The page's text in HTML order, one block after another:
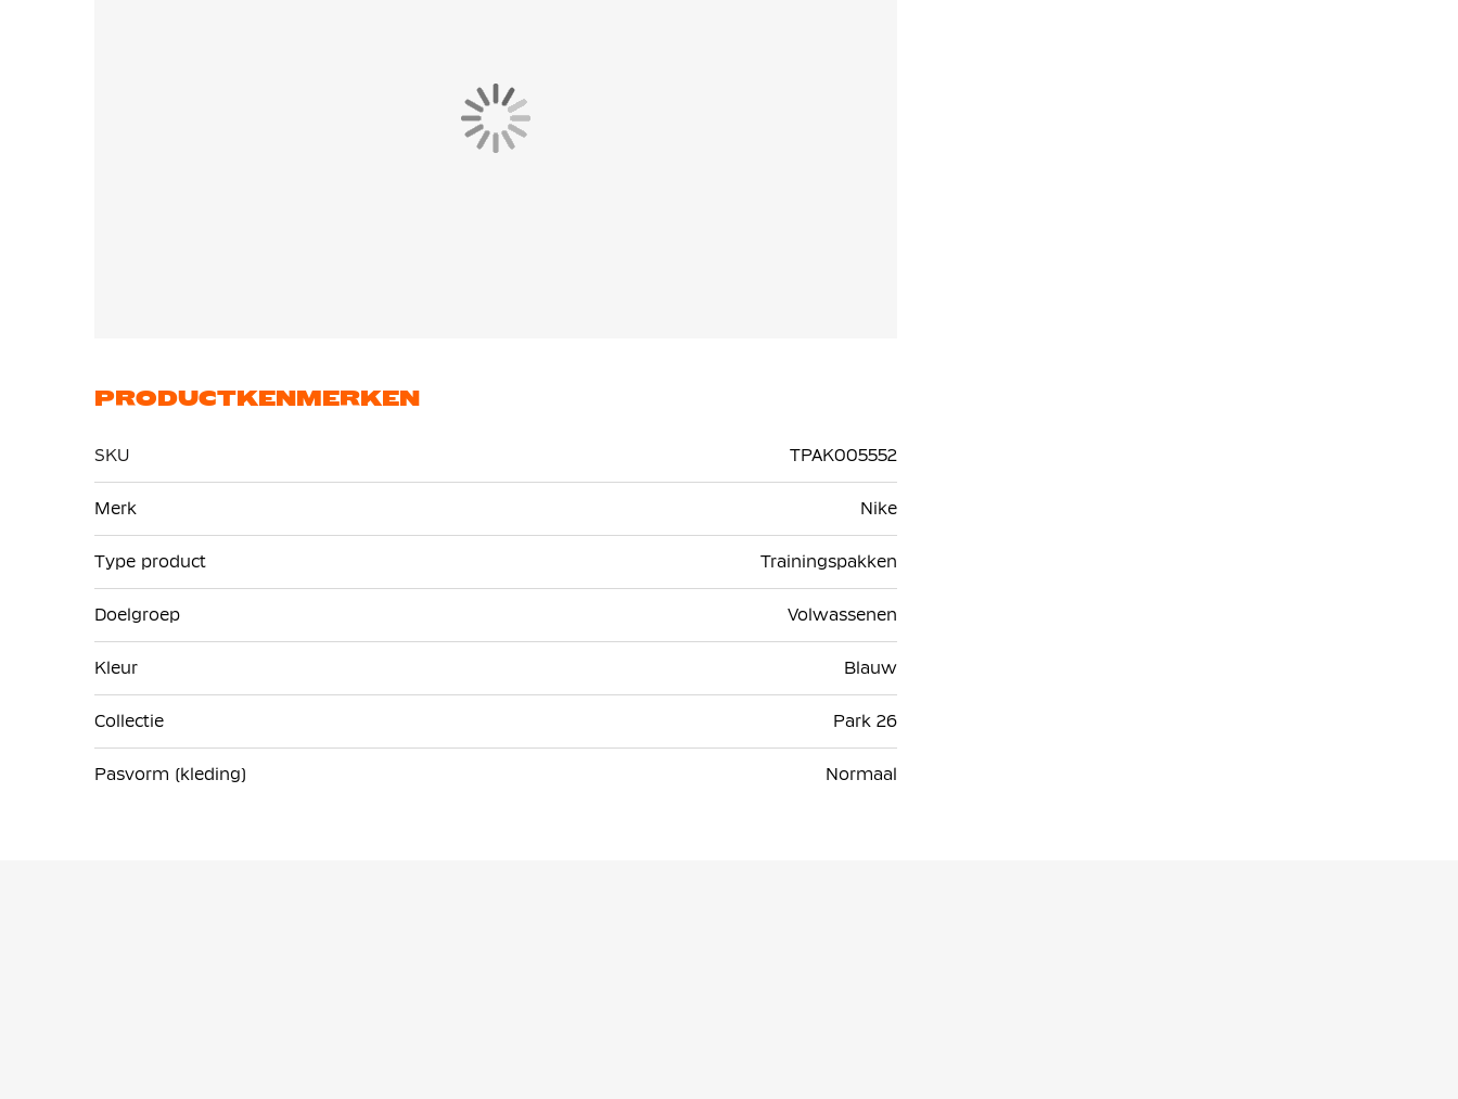
PRODUCTKENMERKEN
SKU
TPAK005552
informatie
Merk Nike
Type product Trainingspakken
Doelgroep Volwassenen
Kleur Blauw
Collectie Park 26
Pasvorm (kleding) Normaal